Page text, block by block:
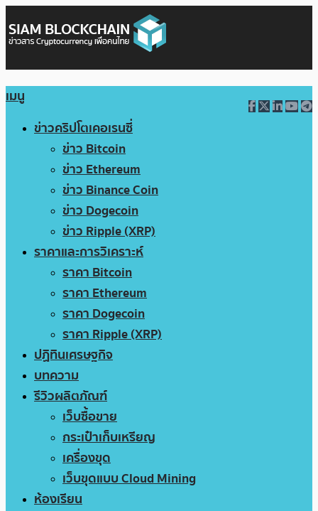
เมนู
ข่าวคริปโตเคอเรนซี่
ข่าว Bitcoin
ข่าว Ethereum
ข่าว Binance Coin
ข่าว Dogecoin
ข่าว Ripple (XRP)
ราคาและการวิเคราะห์
ราคา Bitcoin
ราคา Ethereum
ราคา Dogecoin
ราคา Ripple (XRP)
ปฏิทินเศรษฐกิจ
บทความ
รีวิวผลิตภัณฑ์
เว็บซื้อขาย
กระเป๋าเก็บเหรียญ
เครื่องขุด
เว็บขุดแบบ Cloud Mining
ห้องเรียน